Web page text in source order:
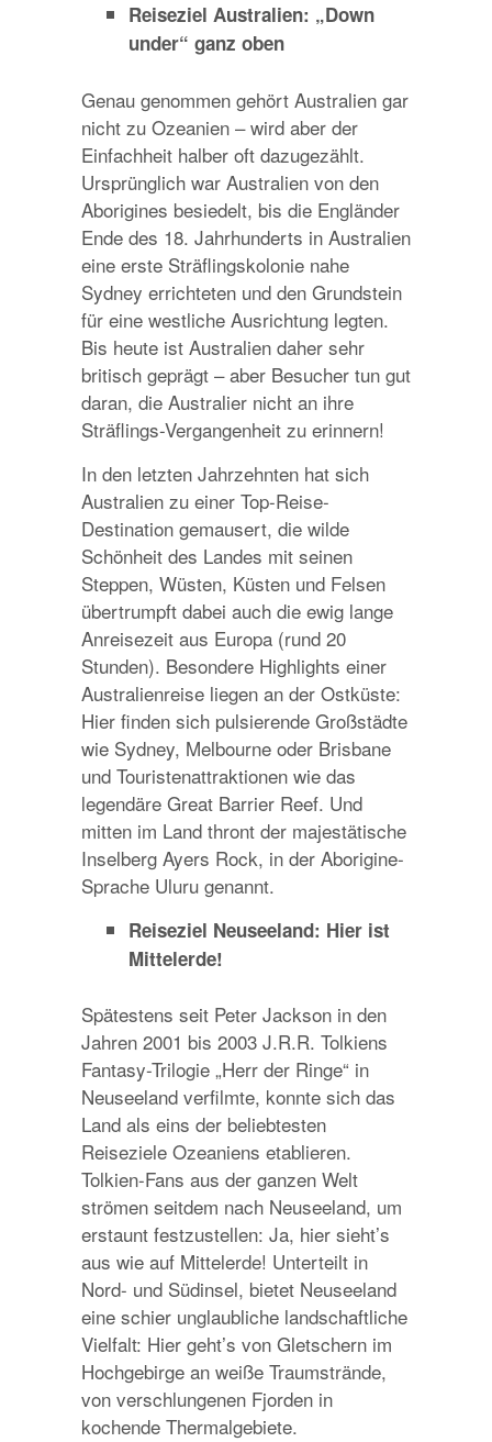
Reiseziel Australien: „Down
under“ ganz oben
Genau genommen gehört Australien gar
nicht zu Ozeanien – wird aber der
Einfachheit halber oft dazugezählt.
Ursprünglich war Australien von den
Aborigines besiedelt, bis die Engländer
Ende des 18. Jahrhunderts in Australien
eine erste Sträflingskolonie nahe
Sydney errichteten und den Grundstein
für eine westliche Ausrichtung legten.
Bis heute ist Australien daher sehr
britisch geprägt – aber Besucher tun gut
daran, die Australier nicht an ihre
Sträflings-Vergangenheit zu erinnern!
In den letzten Jahrzehnten hat sich
Australien zu einer Top-Reise-
Destination gemausert, die wilde
Schönheit des Landes mit seinen
Steppen, Wüsten, Küsten und Felsen
übertrumpft dabei auch die ewig lange
Anreisezeit aus Europa (rund 20
Stunden). Besondere Highlights einer
Australienreise liegen an der Ostküste:
Hier finden sich pulsierende Großstädte
wie Sydney, Melbourne oder Brisbane
und Touristenattraktionen wie das
legendäre Great Barrier Reef. Und
mitten im Land thront der majestätische
Inselberg Ayers Rock, in der Aborigine-
Sprache Uluru genannt.
Reiseziel Neuseeland: Hier ist
Mittelerde!
Spätestens seit Peter Jackson in den
Jahren 2001 bis 2003 J.R.R. Tolkiens
Fantasy-Trilogie „Herr der Ringe“ in
Neuseeland verfilmte, konnte sich das
Land als eins der beliebtesten
Reiseziele Ozeaniens etablieren.
Tolkien-Fans aus der ganzen Welt
strömen seitdem nach Neuseeland, um
erstaunt festzustellen: Ja, hier sieht’s
aus wie auf Mittelerde! Unterteilt in
Nord- und Südinsel, bietet Neuseeland
eine schier unglaubliche landschaftliche
Vielfalt: Hier geht’s von Gletschern im
Hochgebirge an weiße Traumstrände,
von verschlungenen Fjorden in
kochende Thermalgebiete.